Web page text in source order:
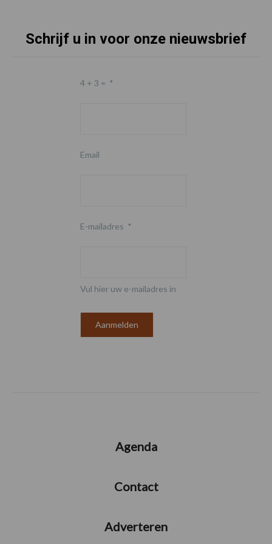
Schrijf u in voor onze nieuwsbrief
4 + 3 = *
Email
E-mailadres *
Vul hier uw e-mailadres in
Agenda
Contact
Adverteren